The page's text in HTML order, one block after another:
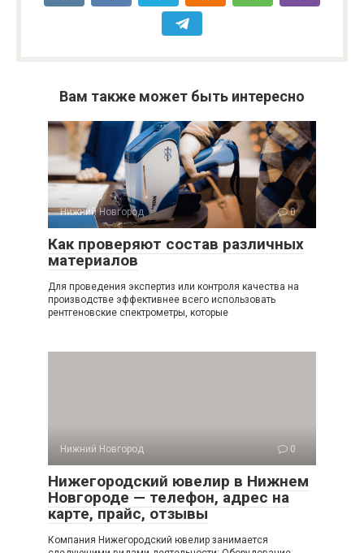
Вам также может быть интересно
Нижний Новгород 0
Как проверяют состав различных
материалов
Для проведения экспертиз или контроля качества на
производстве эффективнее всего использовать
рентгеновские спектрометры, которые
Нижний Новгород 0
Нижегородский ювелир в Нижнем
Новгороде — телефон, адрес на
карте, прайс, отзывы
Компания Нижегородский ювелир занимается